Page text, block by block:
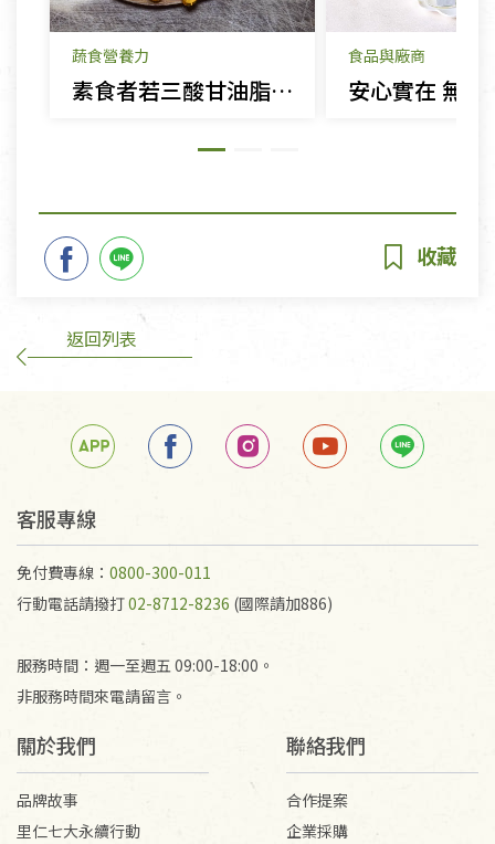
蔬食營養力
素食者若三酸甘油脂偏高，是否該補充魚油?
食品與廠商
返回列表
客服專線
免付費專線： 0800-300-011
行動電話請撥打02-8712-8236 (國際請加886)
服務時間：週一至週五 09:00-18:00。
非服務時間來電請留言。
關於我們
品牌故事
里仁七大永續行動
聯絡我們
合作提案
企業採購